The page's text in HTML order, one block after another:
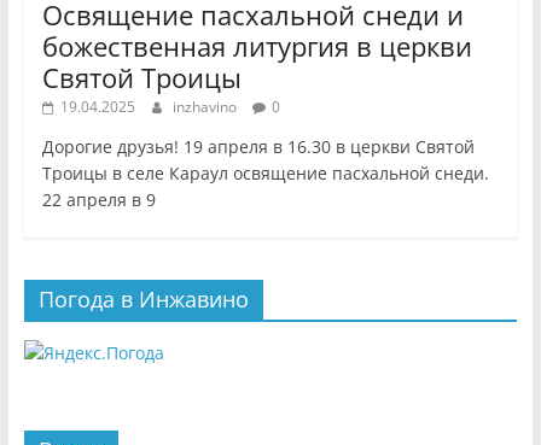
Освящение пасхальной снеди и
божественная литургия в церкви
Святой Троицы
19.04.2025 inzhavino 0
Дорогие друзья! 19 апреля в 16.30 в церкви Святой
Троицы в селе Караул освящение пасхальной снеди.
22 апреля в 9
Погода в Инжавино